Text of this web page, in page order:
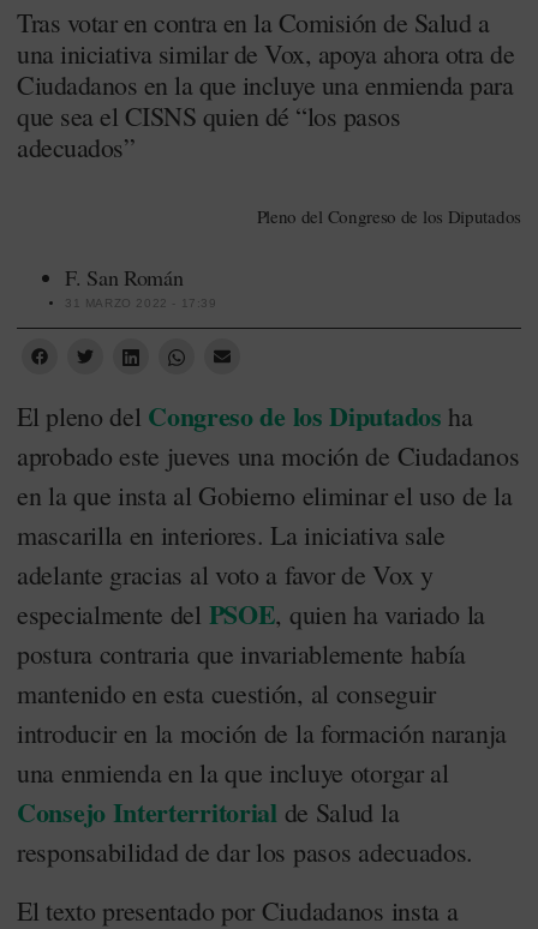
Tras votar en contra en la Comisión de Salud a
una iniciativa similar de Vox, apoya ahora otra de
Ciudadanos en la que incluye una enmienda para
que sea el CISNS quien dé “los pasos
adecuados”
Pleno del Congreso de los Diputados
F. San Román
31 MARZO 2022 - 17:39
El pleno del Congreso de los Diputados ha
aprobado este jueves una moción de Ciudadanos
en la que insta al Gobierno eliminar el uso de la
mascarilla en interiores. La iniciativa sale
adelante gracias al voto a favor de Vox y
especialmente del PSOE, quien ha variado la
postura contraria que invariablemente había
mantenido en esta cuestión, al conseguir
introducir en la moción de la formación naranja
una enmienda en la que incluye otorgar al
Consejo Interterritorialde Salud la
responsabilidad de dar los pasos adecuados.
El texto presentado por Ciudadanos insta a